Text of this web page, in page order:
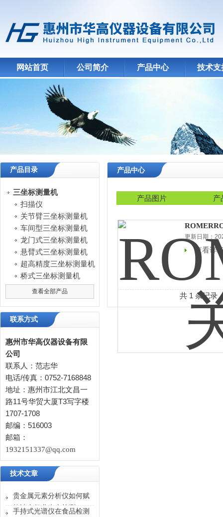
网站首页 公司简介 产品中心 技术支
产品目录
三坐标测量机
扫描仪
关节臂三坐标测量机
车间型三坐标测量机
龙门式三坐标测量机
悬臂式三坐标测量机
超高精度三坐标测量机
桥式三坐标测量机
查看全部产品
联系方式
惠州市华高仪器设备有限
公司
联系人：范志华
电话/传真：0752-7168848
地址：惠州市江北文昌一
路11号华贸大厦T3写字楼
1707-1708
邮编：516003
邮箱：
1932151337@qq.com
技术文章
贵金属元素分析仪如何赋
能冶金行业生产检测
手持式光谱仪在食品检测
产品中心
产品图片 产
更新日期：
查看详
共 1 条记录